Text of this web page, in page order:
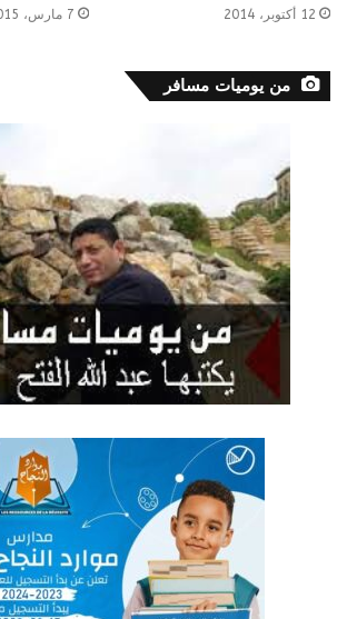
12 أكتوبر، 2014 7 مارس، 2015
من يوميات مسافر